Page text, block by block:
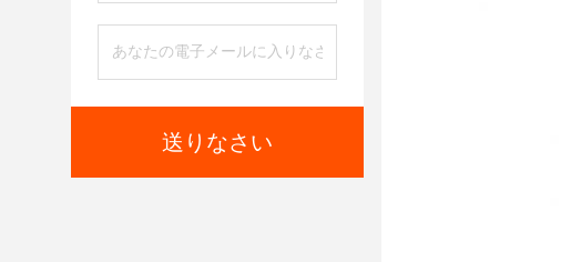
送りなさい